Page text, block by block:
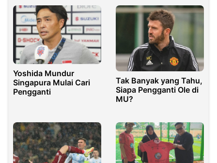
Yoshida Mundur
Singapura Mulai Cari
Pengganti
Tak Banyak yang Tahu,
Siapa Pengganti Ole di
MU?